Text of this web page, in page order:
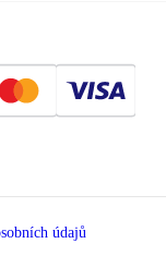
údajů